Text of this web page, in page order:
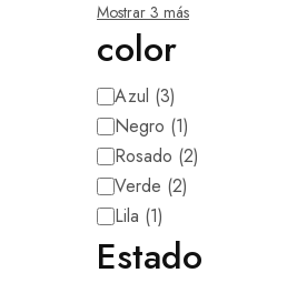
Mostrar 3 más
color
Azul (3)
Negro (1)
Rosado (2)
Verde (2)
Lila (1)
Estado